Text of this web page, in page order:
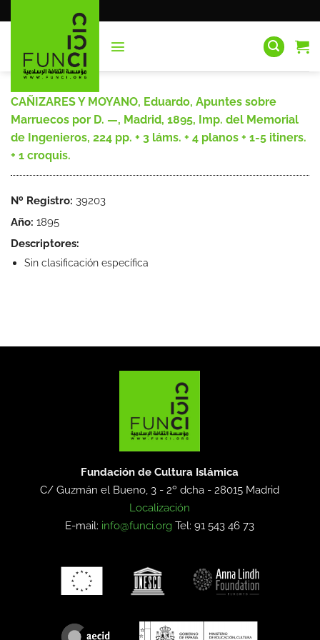
al
CAÑIZARES Y MOYANO, Eduardo, Apuntes sobre
Marruecos por D. —, Madrid, 1895, Imp. del Memorial
de Ingenieros, 224 pp. + 3 láms. + 4 planos + 1-5 itiners.
+ 1 croquis.
Nº Registro: 39203
Año: 1895
Descriptores:
Sin clasificación específica
Fundación de Cultura Islámica
C/ Guzmán el Bueno, 3 - 2º dcha -28015 Madrid
Localización
E-mail: info@funci.org Tel: 91 543 46 73